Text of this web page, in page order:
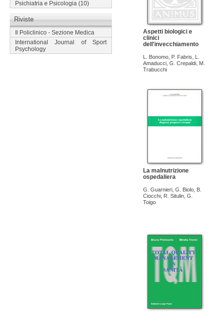
Psichiatria e Psicologia (10)
Riviste
Il Policlinico - Sezione Medica
International Journal of Sport
Psychology
Aspetti biologici e
clinici
dell'invecchiamento
L. Bonomo, P. Fabris
L.
Amaducci, G. Crepaldi, M.
Trabucchi
La malnutrizione
ospedaliera
G. Guarnieri, G. Biolo, B.
Ciocchi, R. Situlin, G.
Toigo